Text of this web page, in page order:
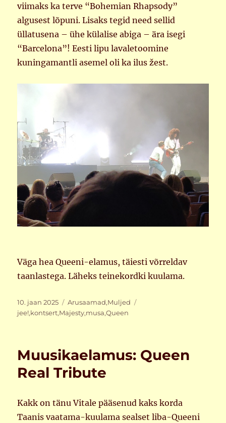
viimaks ka terve “Bohemian Rhapsody”
algusest lõpuni. Lisaks tegid need sellid
üllatusena – ühe külalise abiga – ära isegi
“Barcelona”! Eesti lipu lavaletoomine
kuningamantli asemel oli ka ilus žest.
Väga hea Queeni-elamus, täiesti võrreldav
taanlastega. Läheks teinekordki kuulama.
Postitatud
10. jaan 2025 Rubriigid
Arusaamad,Muljed
jee!,kontsert,Majesty,musa,Queen
Muusikaelamus: Queen
Real Tribute
Kakk on tänu Vitale pääsenud kaks korda
Taanis vaatama-kuulama sealset liba-Queeni